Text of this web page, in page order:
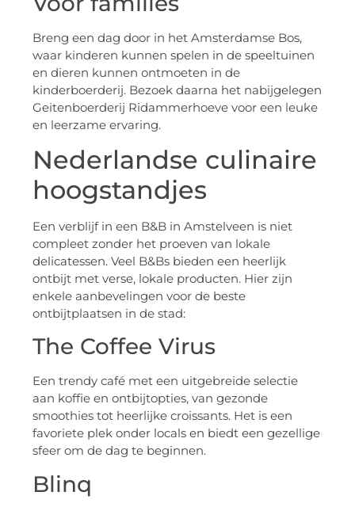
Breng een dag door in het Amsterdamse Bos,
waar kinderen kunnen spelen in de speeltuinen
en dieren kunnen ontmoeten in de
kinderboerderij. Bezoek daarna het nabijgelegen
Geitenboerderij Ridammerhoeve voor een leuke
en leerzame ervaring.
Nederlandse culinaire
hoogstandjes
Een verblijf in een B&B in Amstelveen is niet
compleet zonder het proeven van lokale
delicatessen. Veel B&Bs bieden een heerlijk
ontbijt met verse, lokale producten. Hier zijn
enkele aanbevelingen voor de beste
ontbijtplaatsen in de stad:
The Coffee Virus
Een trendy café met een uitgebreide selectie
aan koffie en ontbijtopties, van gezonde
smoothies tot heerlijke croissants. Het is een
favoriete plek onder locals en biedt een gezellige
sfeer om de dag te beginnen.
Blinq